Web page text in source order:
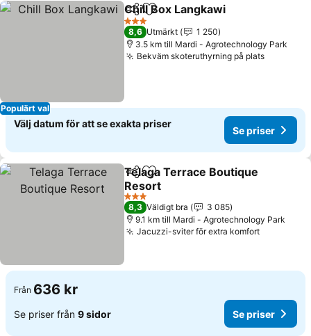
Populärt val
Dela Lägg till i Mina Favoriter
Chill Box Langkawi
3 Stjärnor
8,6 Utmärkt
1 250
3.5 km till Mardi - Agrotechnology Park
Bekväm skoteruthyrning på platsSe priser
Välj datum för att se exakta priser
Se priser
Dela Lägg till i Mina Favoriter
Telaga Terrace Boutique
Resort
Se priser
3 Stjärnor
8,3 Väldigt bra
3 085
9.1 km till Mardi - Agrotechnology Park
Jacuzzi-sviter för extra komfortSe priser
Från 636 kr
Se priser från 9 sidor Se priser